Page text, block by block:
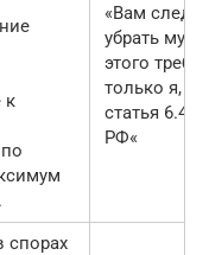
к
«Вам
убрать
этого
только я,
статья 6.4
РФ«
спорах